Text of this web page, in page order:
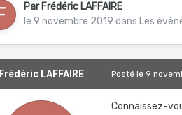
Par Frédéric LAFFAIRE
le 9 novembre 2019 dans Les
Frédéric LAFFAIRE Postéle 9
Connaissez-